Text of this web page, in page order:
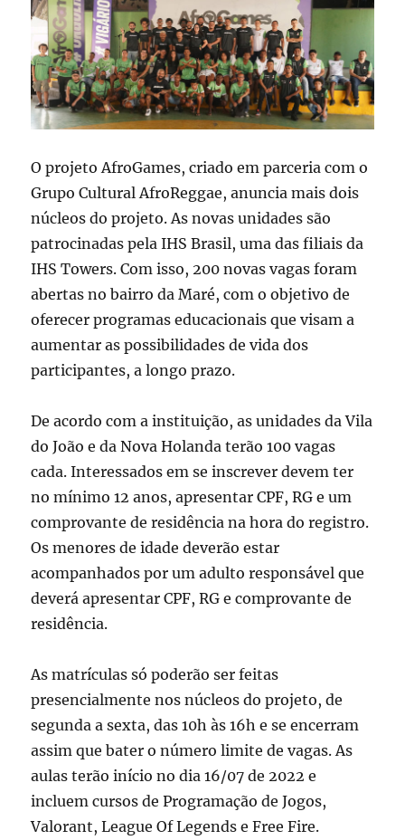
O projeto AfroGames, criado em parceria com o
Grupo Cultural AfroReggae, anuncia mais dois
núcleos do projeto. As novas unidades são
patrocinadas pela IHS Brasil, uma das filiais da
IHS Towers. Com isso, 200 novas vagas foram
abertas no bairro da Maré, com o objetivo de
oferecer programas educacionais que visam a
aumentar as possibilidades de vida dos
participantes, a longo prazo.
De acordo com a instituição, as unidades da Vila
do João e da Nova Holanda terão 100 vagas
cada. Interessados em se inscrever devem ter
no mínimo 12 anos, apresentar CPF, RG e um
comprovante de residência na hora do registro.
Os menores de idade deverão estar
acompanhados por um adulto responsável que
deverá apresentar CPF, RG e comprovante de
residência.
As matrículas só poderão ser feitas
presencialmente nos núcleos do projeto, de
segunda a sexta, das 10h às 16h e se encerram
assim que bater o número limite de vagas. As
aulas terão início no dia 16/07 de 2022 e
incluem cursos de Programação de Jogos,
Valorant, League Of Legends e Free Fire.